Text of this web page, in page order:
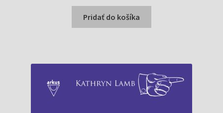
bola:
6,25 €.
je:
3,00 €.
Pridať do košíka